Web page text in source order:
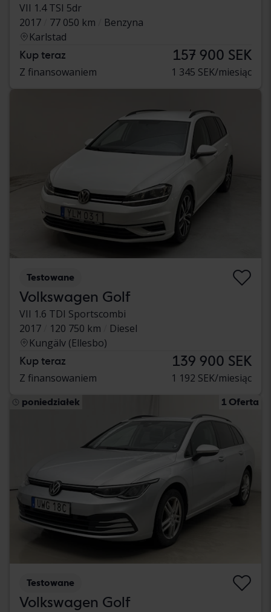
VII 1.4 TSI 5dr
2017
77 050 km
Benzyna
Karlstad
Kup teraz 157 900 SEK
Z finansowaniem 1 345 SEK/miesiąc
Testowane
Volkswagen Golf
VII 1.6 TDI Sportscombi
2017
120 750 km
Diesel
Kungälv (Ellesbo)
Kup teraz 139 900 SEK
Z finansowaniem 1 192 SEK/miesiąc
poniedziałek 1 Oferta
Testowane
Volkswagen Golf